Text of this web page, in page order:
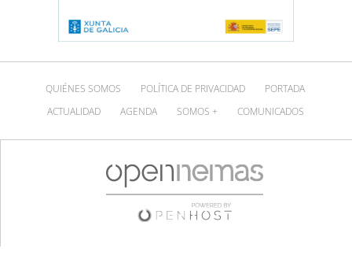
QUIÉNES SOMOS POLÍTICA DE PRIVACIDAD
PORTADA
ACTUALIDAD
AGENDA SOMOS + COMUNICADOS